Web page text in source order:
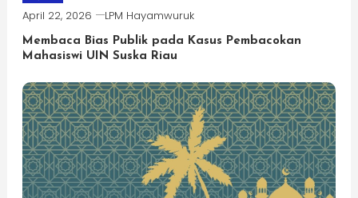
April 22, 2026 LPM Hayamwuruk
Membaca Bias Publik pada Kasus Pembacokan
Mahasiswi UIN Suska Riau